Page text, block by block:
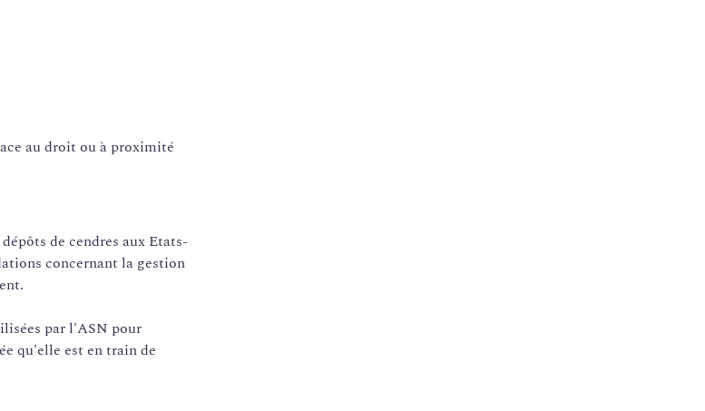
au droit ou à proximité
de cendres aux Etats-
concernant la gestion
par l'ASN pour
qu'elle est en train de